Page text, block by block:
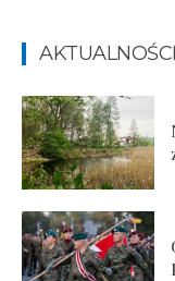
AKTUALNOŚCI